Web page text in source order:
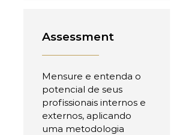
Assessment
Mensure e entenda o
potencial de seus
profissionais internos e
externos, aplicando
uma metodologia